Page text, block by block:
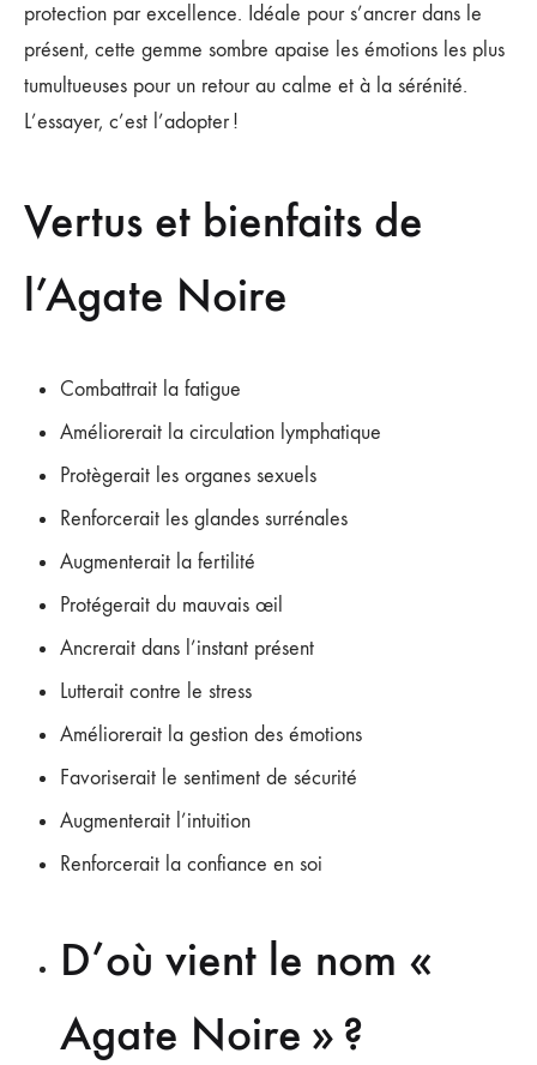
protection par excellence. Idéale pour s’ancrer dans le
présent, cette gemme sombre apaise les émotions les plus
tumultueuses pour un retour au calme et à la sérénité.
L’essayer, c’est l’adopter !
Vertus et bienfaits de
l’Agate Noire
Combattrait la fatigue
Améliorerait la circulation lymphatique
Protègerait les organes sexuels
Renforcerait les glandes surrénales
Augmenterait la fertilité
Protégerait du mauvais œil
Ancrerait dans l’instant présent
Lutterait contre le stress
Améliorerait la gestion des émotions
Favoriserait le sentiment de sécurité
Augmenterait l’intuition
Renforcerait la confiance en soi
D’où vient le nom «
Agate Noire » ?